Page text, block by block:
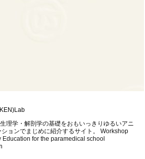
理学・解剖学の基礎をおもいっきりゆるいアニ
ョンでまじめに紹介するサイト。 Workshop
for the paramedical school